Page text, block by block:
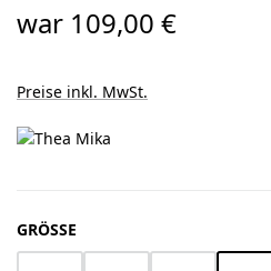
war 109,00 €
Preise inkl. MwSt.
GRÖSSE